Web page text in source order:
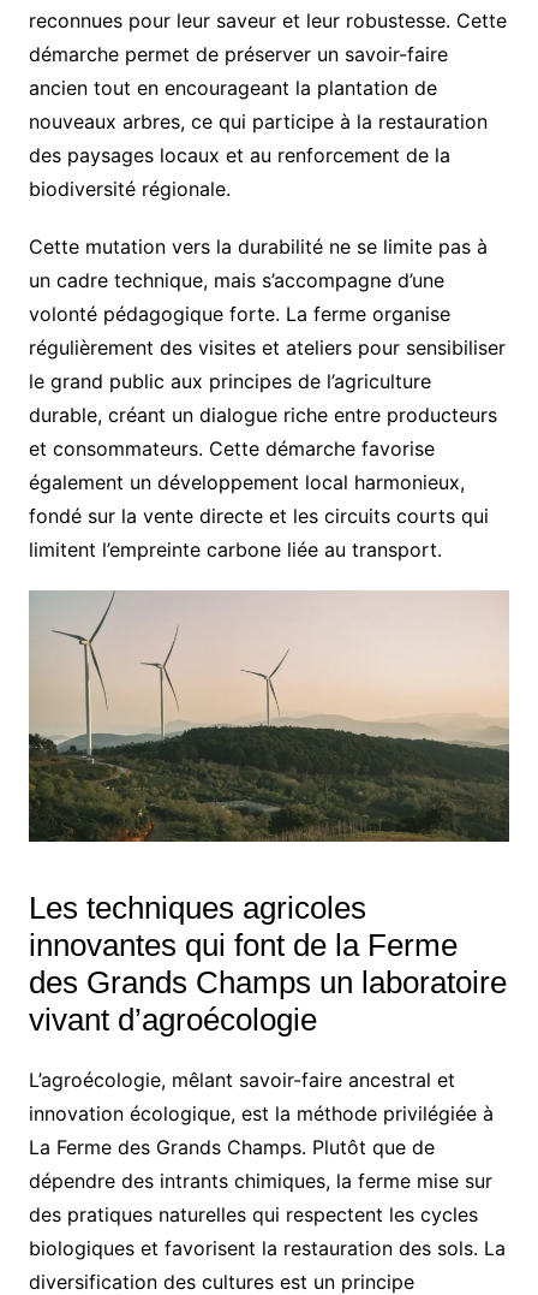
reconnues pour leur saveur et leur robustesse. Cette
démarche permet de préserver un savoir-faire
ancien tout en encourageant la plantation de
nouveaux arbres, ce qui participe à la restauration
des paysages locaux et au renforcement de la
biodiversité régionale.
Cette mutation vers la durabilité ne se limite pas à
un cadre technique, mais s’accompagne d’une
volonté pédagogique forte. La ferme organise
régulièrement des visites et ateliers pour sensibiliser
le grand public aux principes de l’agriculture
durable, créant un dialogue riche entre producteurs
et consommateurs. Cette démarche favorise
également un développement local harmonieux,
fondé sur la vente directe et les circuits courts qui
limitent l’empreinte carbone liée au transport.
Les techniques agricoles
innovantes qui font de la Ferme
des Grands Champs un laboratoire
vivant d’agroécologie
L’agroécologie, mêlant savoir-faire ancestral et
innovation écologique, est la méthode privilégiée à
La Ferme des Grands Champs. Plutôt que de
dépendre des intrants chimiques, la ferme mise sur
des pratiques naturelles qui respectent les cycles
biologiques et favorisent la restauration des sols. La
diversification des cultures est un principe